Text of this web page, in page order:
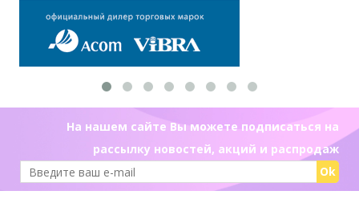
На нашем сайте Вы можете подписаться на
рассылку новостей, акций и распродаж
Ok